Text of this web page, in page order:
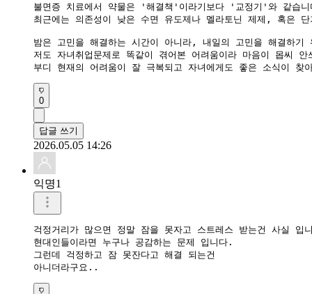
불면증 치료에서 약물은 '해결책'이라기보다 '교정기'와 같습
최근에는 의존성이 낮은 수면 유도제나 멜라토닌 제제, 혹은
밤은 고민을 해결하는 시간이 아니라, 내일의 고민을 해결하
저도 자녀취업문제로 똑같이 겪어본 어려움이라 마음이 몹씨
0
답글 쓰기
2026.05.05 14:26
익명1
걱정거리가 많으면 정말 잠을 못자고 스트레스 받는건 사실 입
현대인들이라면 누구나 공감하는 문제 입니다.
그런데 걱정하고 잠 못잔다고 해결 되는건